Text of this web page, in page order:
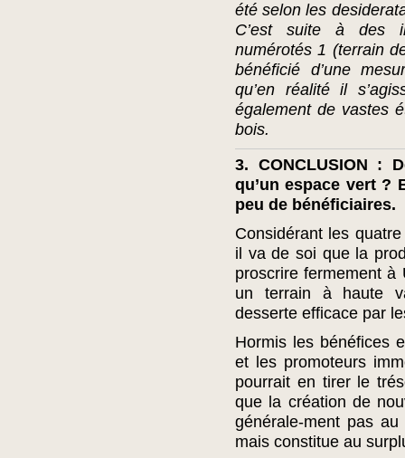
été selon les
C’est suite à des
numérotés 1 (terrain
bénéficié d’une
qu’en réalité il
également de vastes
bois.
3. CONCLUSION :
qu’un espace vert ?
peu de bénéficiaires.
Considérant les
il va de soi que la
proscrire fermement
un terrain à haute
desserte efficace par
Hormis les bénéfices
et les promoteurs
pourrait en tirer le
que la création de
générale-ment pas
mais constitue au